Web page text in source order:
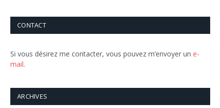
CONTACT
Si vous désirez me contacter, vous pouvez m’envoyer un e-
mail.
ARCHIVES